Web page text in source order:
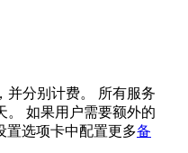
并分别计费。 所有服务
。 如果用户需要额外的
置选项卡中配置更多备